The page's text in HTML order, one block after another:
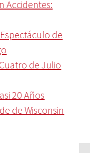
Accidentes:
de
de Julio
20 Años
de Wisconsin